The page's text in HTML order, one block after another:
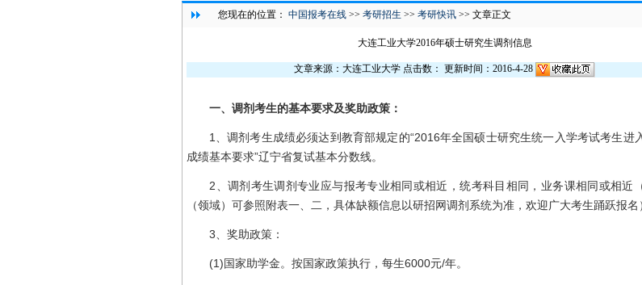
您现在的位置： 中国报考在线>> 考研招生 >> 考研快讯>> 文章正文
大连工业大学2016年硕士研究生调剂信息
文章来源：大连工业大学 点击数： 更新时间：2016-4-28
一、调剂考生的基本要求及奖助政策：
1、调剂考生成绩必须达到教育部规定的“2016年全国硕士研究生统一入学考试考生进
成绩基本要求”辽宁省复试基本分数线。
2、调剂考生调剂专业应与报考专业相同或相近，统考科目相同，业务课相同或相近
（领域）可参照附表一、二，具体缺额信息以研招网调剂系统为准，欢迎广大考生踊跃报名
3、奖助政策：
(1)国家助学金。按国家政策执行，每生6000元/年。